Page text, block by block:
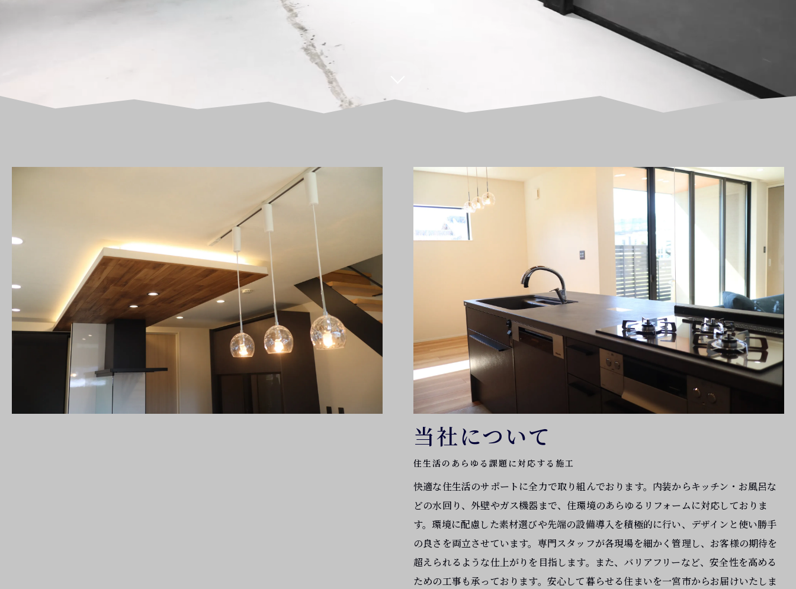
当社について
住生活のあらゆる課題に対応する施工
快適な住生活のサポートに全力で取り組んでおります。内装からキッチン・お風呂な
どの水回り、外壁やガス機器まで、住環境のあらゆるリフォームに対応しておりま
す。環境に配慮した素材選びや先端の設備導入を積極的に行い、デザインと使い勝手
の良さを両立させています。専門スタッフが各現場を細かく管理し、お客様の期待を
超えられるような仕上がりを目指します。また、バリアフリーなど、安全性を高める
ための工事も承っております。安心して暮らせる住まいを一宮市からお届けいたしま